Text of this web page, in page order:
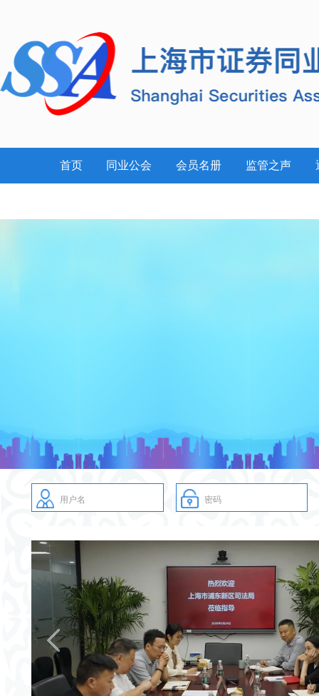
首页 同业公会 会员名册 监管之声
用户名 密码